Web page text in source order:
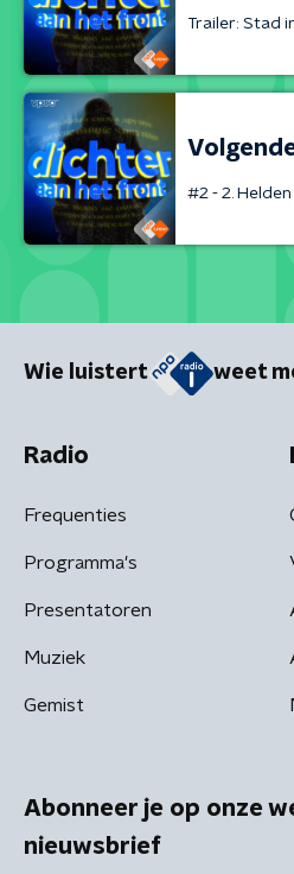
Trailer: Stad
#2 - 2.
Wie luistert weet
Radio
Frequenties
Programma's
Presentatoren
Muziek
Gemist
Abonneer je op onze
nieuwsbrief